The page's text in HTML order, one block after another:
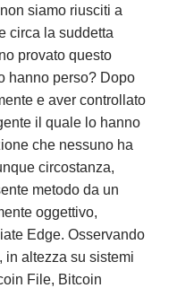
siamo riusciti a
circa la suddetta
provato questo
hanno perso? Dopo
e aver controllato
il quale lo hanno
che nessuno ha
circostanza,
metodo da un
oggettivo,
Edge. Osservando
in altezza su sistemi
File, Bitcoin